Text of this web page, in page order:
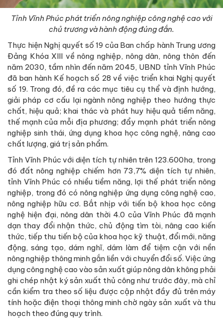
Tỉnh Vĩnh Phúc phát triển nông nghiệp công nghệ cao với
chủ trương và hành động đúng đắn.
Thực hiện Nghị quyết số 19 của Ban chấp hành Trung ương
Đảng Khóa XIII về nông nghiệp, nông dân, nông thôn đến
năm 2030, tầm nhìn đến năm 2045, UBND tỉnh Vĩnh Phúc
đã ban hành Kế hoạch số 28 về việc triển khai Nghị quyết
số 19. Trong đó, đề ra các mục tiêu cụ thể và định hướng,
giải pháp cơ cấu lại ngành nông nghiệp theo hướng thực
chất, hiệu quả; khai thác và phát huy hiệu quả tiềm năng,
thế mạnh của mỗi địa phương; đẩy mạnh phát triển nông
nghiệp sinh thái, ứng dụng khoa học công nghệ, nâng cao
chất lượng, giá trị sản phẩm.
Tỉnh Vĩnh Phúc với diện tích tự nhiên trên 123.600ha, trong
đó đất nông nghiệp chiếm hơn 73,7% diện tích tự nhiên,
tỉnh Vĩnh Phúc có nhiều tiềm năng, lợi thế phát triển nông
nghiệp, trong đó có nông nghiệp ứng dụng công nghệ cao,
nông nghiệp hữu cơ. Bắt nhịp với tiến bộ khoa học công
nghệ hiện đại, nông dân thời 4.0 của Vĩnh Phúc đã mạnh
dạn thay đổi nhận thức, chủ động tìm tòi, nâng cao kiến
thức, tiếp thu tiến bộ của khoa học kỹ thuật, đổi mới, năng
động, sáng tạo, dám nghĩ, dám làm để tiệm cận với nền
nông nghiệp thông minh gắn liền với chuyển đổi số. Việc ứng
dụng công nghệ cao vào sản xuất giúp nông dân không phải
ghi chép nhật ký sản xuất thủ công như trước đây, mà chỉ
cần kiểm tra theo số liệu được cập nhật đầy đủ trên máy
tính hoặc điện thoại thông minh chờ ngày sản xuất và thu
hoạch theo đúng quy trình.